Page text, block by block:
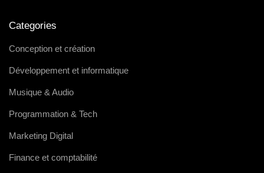
Categories
Conception et création
Développement et informatique
Musique & Audio
Programmation & Tech
Marketing Digital
Finance et comptabilité